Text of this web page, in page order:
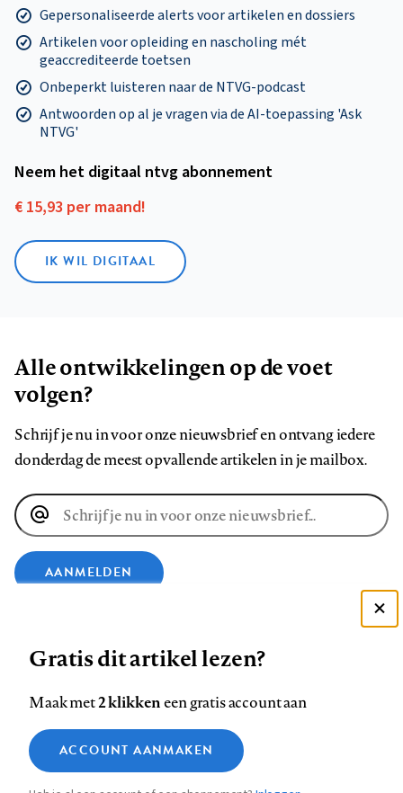
Gepersonaliseerde alerts voor artikelen en dossiers
Artikelen voor opleiding en nascholing mét
geaccrediteerde toetsen
Onbeperkt luisteren naar de NTVG-podcast
Antwoorden op al je vragen via de AI-toepassing 'Ask
NTVG'
Neem het digitaal ntvg abonnement
€ 15,93 per maand!
IK WIL DIGITAAL
Alle ontwikkelingen op de voet
volgen?
Schrijf je nu in voor onze nieuwsbrief en ontvang iedere
donderdag de meest opvallende artikelen in je mailbox.
E-
mailadres
AANMELDEN
op
Facebook
op
LinkedIn
op
Bluesky
ons
op
InstagramYouTube
Footer
Contact Colofon Disclaimer Privacy
Medische vragen verdienen
betrouwbare antwoorden
Zie onze cookie policy
Analytische cookies
Gratis dit artikel lezen?
Maak met2 klikkeneen gratis account aan
ACCOUNT AANMAKEN